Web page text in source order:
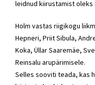
leidnud kiirustamist oleks
Holm vastas riigikogu
Hepneri, Priit Sibula,
Koka, Üllar Saaremäe,
Reinsalu arupärimisele.
Selles sooviti teada, kas